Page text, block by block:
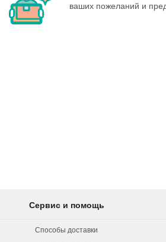
ваших пожеланий и
Сервис и помощь
Способы доставки